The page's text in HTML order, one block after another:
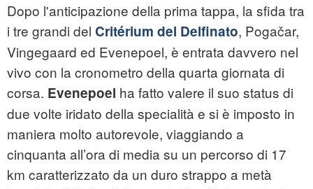
Dopo l'anticipazione della prima tappa, la sfida tra
i tre grandi del Critérium del Delfinato, Pogačar,
Vingegaard ed Evenepoel, è entrata davvero nel
vivo con la cronometro della quarta giornata di
corsa. Evenepoel ha fatto valere il suo status di
due volte iridato della specialità e si è imposto in
maniera molto autorevole, viaggiando a
cinquanta all’ora di media su un percorso di 17
km caratterizzato da un duro strappo a metà